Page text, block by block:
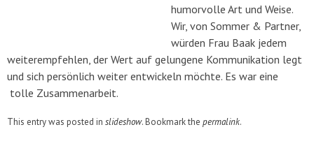
humorvolle Art und Weise.
Wir, von Sommer & Partner,
würden Frau Baak jedem
weiterempfehlen, der Wert auf gelungene Kommunikation legt
und sich persönlich weiter entwickeln möchte. Es war eine
tolle Zusammenarbeit.
This entry was posted in slideshow. Bookmark the permalink.